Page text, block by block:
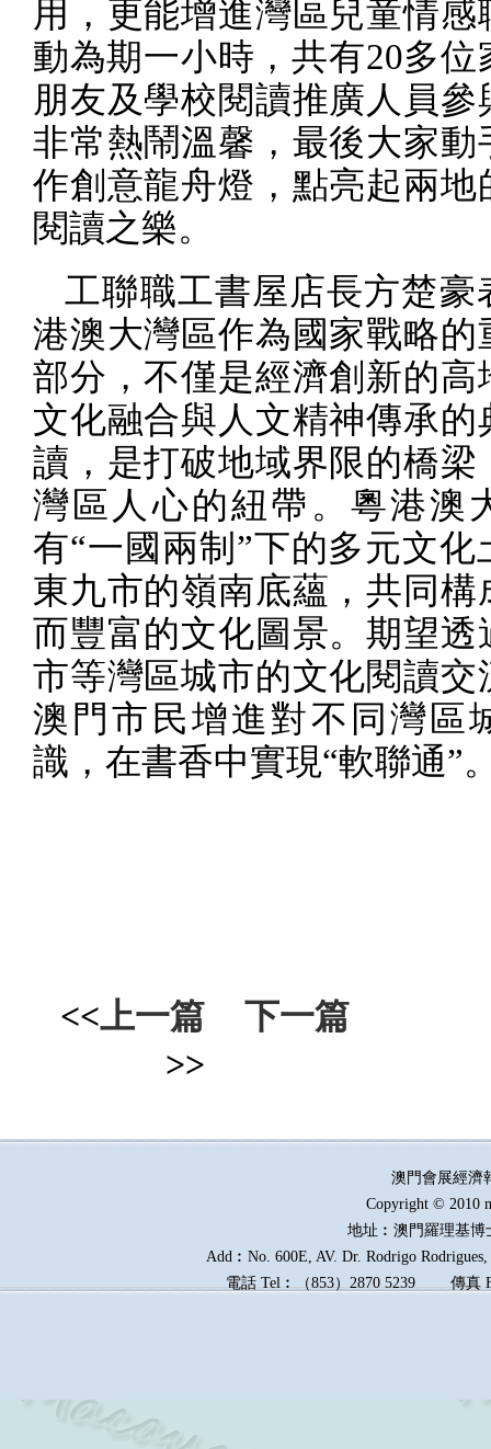
用，更能增進灣區兒童情感
動為期一小時，共有20多位
朋友及學校閱讀推廣人員參
非常熱鬧溫馨，最後大家動
作創意龍舟燈，點亮起兩地
閱讀之樂。
工聯職工書屋店長方楚豪
港澳大灣區作為國家戰略的
部分，不僅是經濟創新的高
文化融合與人文精神傳承的
讀，是打破地域界限的橋梁
灣區人心的紐帶。粵港澳
有“一國兩制”下的多元文化
東九市的嶺南底蘊，共同構
而豐富的文化圖景。期望透
市等灣區城市的文化閱讀交
澳門市民增進對不同灣區
識，在書香中實現“軟聯通”
<<上一篇
下一篇
>>
澳門會展經
Copyright © 2010
地址︰澳門羅理基博
Add︰No. 600E, AV. Dr. Rodrigo
電話 Tel︰（853）2870 5239傳真